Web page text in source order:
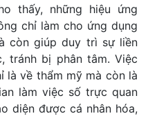
thấy, những hiệu ứng
chỉ làm cho ứng dụng
còn giúp duy trì sự liền
tránh bị phân tâm. Việc
là về thẩm mỹ mà còn là
làm việc số trực quan
diện được cá nhân hóa,